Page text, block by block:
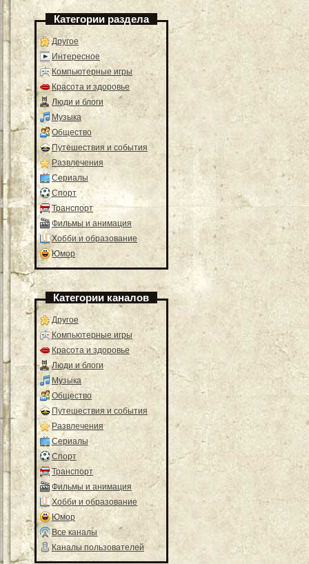
Категории раздела
Другое
Интересное
Компьютерные игры
Красота и здоровье
Люди и блоги
Музыка
Общество
Путешествия и события
Развлечения
Сериалы
Спорт
Транспорт
Фильмы и анимация
Хобби и образование
Юмор
Категории каналов
Другое
Компьютерные игры
Красота и здоровье
Люди и блоги
Музыка
Общество
Путешествия и события
Развлечения
Сериалы
Спорт
Транспорт
Фильмы и анимация
Хобби и образование
Юмор
Все каналы
Каналы пользователей